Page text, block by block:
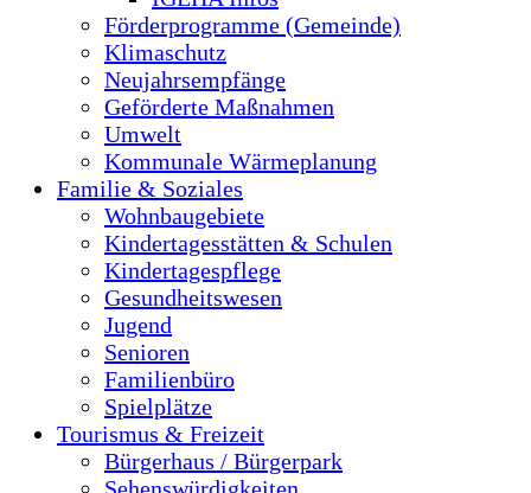
Förderprogramme (Gemeinde)
Klimaschutz
Neujahrsempfänge
Geförderte Maßnahmen
Umwelt
Kommunale Wärmeplanung
Familie & Soziales
Wohnbaugebiete
Kindertagesstätten & Schulen
Kindertagespflege
Gesundheitswesen
Jugend
Senioren
Familienbüro
Spielplätze
Tourismus & Freizeit
Bürgerhaus / Bürgerpark